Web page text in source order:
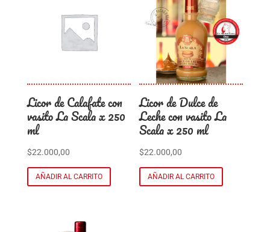
Licor de Calafate con
vasito La Scala x 250
ml
$22.000,00
AÑADIR AL CARRITO
Licor de Dulce de
Leche con vasito La
Scala x 250 ml
$22.000,00
AÑADIR AL CARRITO